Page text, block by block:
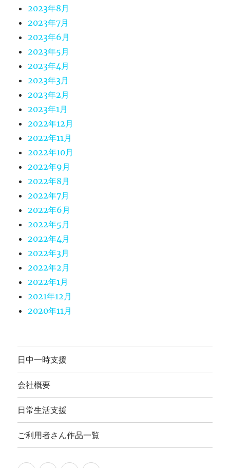
2023年8月
2023年7月
2023年6月
2023年5月
2023年4月
2023年3月
2023年2月
2023年1月
2022年12月
2022年11月
2022年10月
2022年9月
2022年8月
2022年7月
2022年6月
2022年5月
2022年4月
2022年3月
2022年2月
2022年1月
2021年12月
2020年11月
日中一時支援
会社概要
日常生活支援
ご利用者さん作品一覧